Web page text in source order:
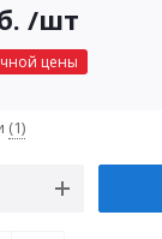
/шт
цены
(1)